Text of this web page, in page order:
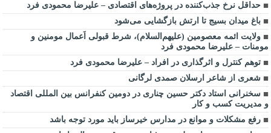
حداقل نرخ جذب‌کننده در پروژه‌های اقتصادی – علیرضا محمودی فرد
باغ میدان بسیج تا ارتش بازگشایی می‌شود
ولایت ائمه معصومین (علیهم‌السلام)، شرط قبولی اَعمال مومنین و
مومنات – علیرضا محمودی فرد
توهم کنترل و اثرگذاری در افراد – علیرضا محمودی فرد
شعری از شاعر ارسلان صمدی لرگانی
سخنرانی استاد دکتر حسین چناری در دومین کنفرانس بین المللی اقتصاد
و مدیریت کسب و کار
رفع مشکلات و موانع در مدارس خیرساز باید مورد توجه باشد